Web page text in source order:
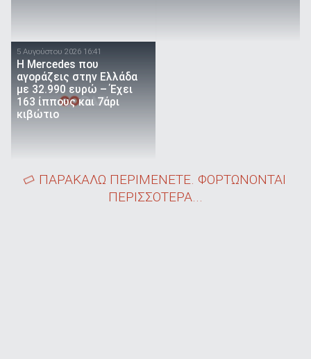
5 Αυγούστου 2026 16:41
Η Mercedes που
αγοράζεις στην Ελλάδα
με 32.990 ευρώ – Έχει
163 ίππους και 7άρι
κιβώτιο
ΠΑΡΑΚΑΛΩ ΠΕΡΙΜΕΝΕΤΕ. ΦΟΡΤΩΝΟΝΤΑΙ
ΠΕΡΙΣΣΟΤΕΡΑ...